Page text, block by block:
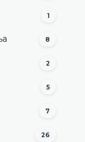
1
8
2
5
7
26